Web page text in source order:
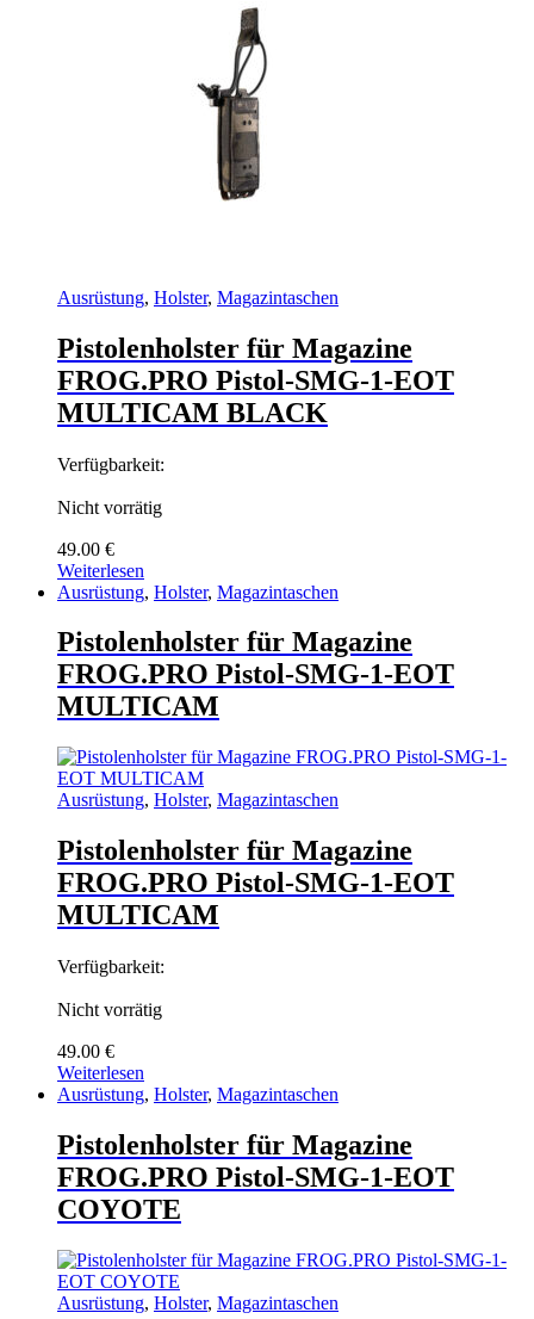
Ausrüstung, Holster, Magazintaschen
Pistolenholster für Magazine
FROG.PRO Pistol-SMG-1-EOT
MULTICAM BLACK
Verfügbarkeit:
Nicht vorrätig
49.00 €
Weiterlesen
Ausrüstung, Holster, Magazintaschen
Pistolenholster für Magazine
FROG.PRO Pistol-SMG-1-EOT
MULTICAM
Ausrüstung, Holster, Magazintaschen
Pistolenholster für Magazine
FROG.PRO Pistol-SMG-1-EOT
MULTICAM
Verfügbarkeit:
Nicht vorrätig
49.00 €
Weiterlesen
Ausrüstung, Holster, Magazintaschen
Pistolenholster für Magazine
FROG.PRO Pistol-SMG-1-EOT
COYOTE
Ausrüstung, Holster, Magazintaschen